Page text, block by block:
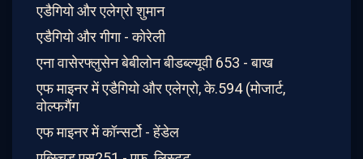
एडैगियो और एलेग्रो शुमान
एडैगियो और गीगा - कोरेली
एना वासेरफ्लुसेन बेबीलोन बीडब्ल्यूवी 653 - बाख
एफ माइनर में एडैगियो और एलेग्रो, के.594 (मोजार्ट,
वोल्फगैंग
एफ माइनर में कॉन्सर्टो - हेंडेल